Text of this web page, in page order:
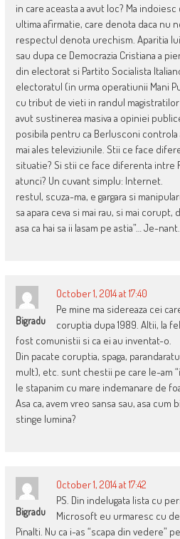
in care aceasta a avut loc? Ma
ultima afirmatie, care denota daca nu
respectul denota urechism. Aparitia
sau dupa ce Democrazia Cristiana a
din electorat si Partito Socialista
electoratul (in urma operatiunii Mani
cu tribut de vieti in randul
avut sustinerea masiva a opiniei
posibila pentru ca Berlusconi controla
mai ales televiziunile. Stii ce face
situatie? Si stii ce face diferenta intre
atunci? Un cuvant simplu: Internet.
restul, scuza-ma, e gargara si
sa apara ceva si mai rau, si mai
asa ca hai sa ii lasam pe astia”… Je-nant.
Bigradu
October 1, 2014 at 17:40
Pe mine ma sidereaza cei
coruptia dupa 1989. Altii, la
fost comunistii si ca ei au inventat-o.
Din pacate coruptia, spaga,
mult), etc. sunt chestii pe care le-am
le stapanim cu mare indemanare de
Asa ca, avem vreo sansa sau, asa
stinge lumina?
Bigradu
October 1, 2014 at 17:42
PS. Din indelugata lista cu
Microsoft eu urmaresc cu
Pinalti. Nu ca i-as “scapa din vedere”